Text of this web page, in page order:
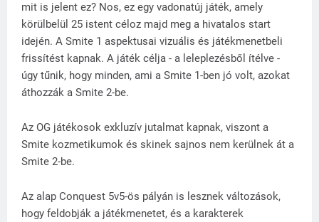
mit is jelent ez? Nos, ez egy vadonatúj játék, amely
körülbelül 25 istent céloz majd meg a hivatalos start
idején. A Smite 1 aspektusai vizuális és játékmenetbeli
frissítést kapnak. A játék célja - a leleplezésből ítélve -
úgy tűnik, hogy minden, ami a Smite 1-ben jó volt, azokat
áthozzák a Smite 2-be.
Az OG játékosok exkluzív jutalmat kapnak, viszont a
Smite kozmetikumok és skinek sajnos nem kerülnek át a
Smite 2-be.
Az alap Conquest 5v5-ös pályán is lesznek változások,
hogy feldobják a játékmenetet, és a karakterek